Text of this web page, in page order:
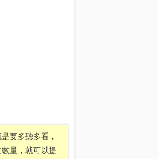
要多聽多看，
量，就可以提